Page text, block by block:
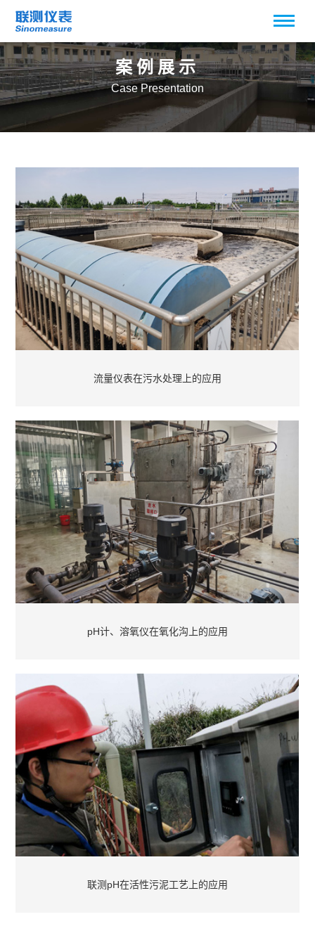
案例展示
Case Presentation
流量仪表在污水处理上的应用
pH计、溶氧仪在氧化沟上的应用
联测pH在活性污泥工艺上的应用